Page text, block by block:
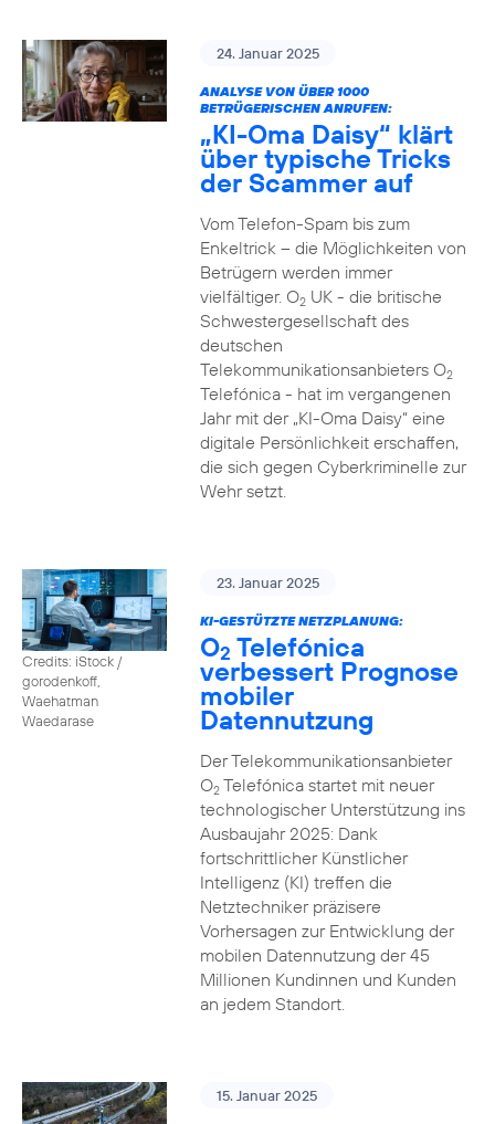
24. Januar 2025
ANALYSE VON ÜBER 1000
BETRÜGERISCHEN ANRUFEN:
„KI-Oma Daisy“ klärt
über typische Tricks
der Scammer auf
Vom Telefon-Spam bis zum
Enkeltrick – die Möglichkeiten von
Betrügern werden immer
vielfältiger. O2UK - die britische
Schwestergesellschaft des
deutschen
Telekommunikationsanbieters O2
Telefónica - hat im vergangenen
Jahr mit der „KI-Oma Daisy“ eine
digitale Persönlichkeit erschaffen,
die sich gegen Cyberkriminelle zur
Wehr setzt.
Credits: iStock /
gorodenkoff,
Waehatman
Waedarase
23. Januar 2025
KI-GESTÜTZTE NETZPLANUNG:
O2 Telefónica
verbessert Prognose
mobiler
Datennutzung
Der Telekommunikationsanbieter
O2Telefónica startet mit neuer
technologischer Unterstützung ins
Ausbaujahr 2025: Dank
fortschrittlicher Künstlicher
Intelligenz (KI) treffen die
Netztechniker präzisere
Vorhersagen zur Entwicklung der
mobilen Datennutzung der 45
Millionen Kundinnen und Kunden
an jedem Standort.
15. Januar 2025